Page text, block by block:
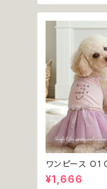
ワンピース O1
ル レース 花 フ
犬服 小型 猫 服
¥1,666